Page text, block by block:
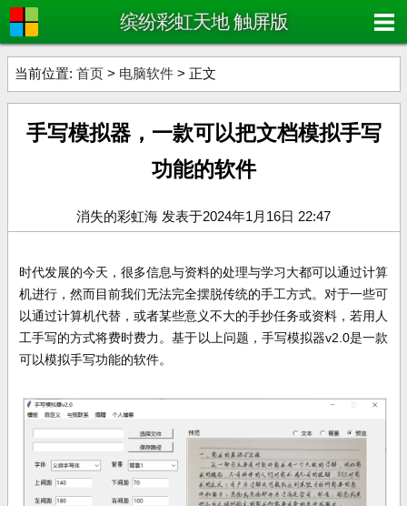
缤纷彩虹天地 触屏版
当前位置: 首页 > 电脑软件 > 正文
手写模拟器，一款可以把文档模拟手写
功能的软件
消失的彩虹海 发表于2024年1月16日 22:47
时代发展的今天，很多信息与资料的处理与学习大都可以通过计算
机进行，然而目前我们无法完全摆脱传统的手工方式。对于一些可
以通过计算机代替，或者某些意义不大的手抄任务或资料，若用人
工手写的方式将费时费力。基于以上问题，手写模拟器v2.0是一款
可以模拟手写功能的软件。